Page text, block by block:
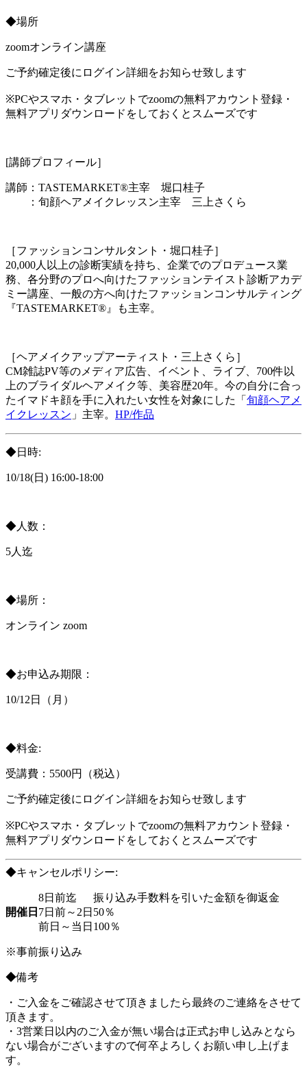
◆場所
zoomオンライン講座
ご予約確定後にログイン詳細をお知らせ致します
※PCやスマホ・タブレットでzoomの無料アカウント登録・
無料アプリダウンロードをしておくとスムーズです
[講師プロフィール］
講師：TASTEMARKET®主宰 堀口桂子
：旬顔ヘアメイクレッスン主宰 三上さくら
［ファッションコンサルタント・堀口桂子］
20,000人以上の診断実績を持ち、企業でのプロデュース業
務、各分野のプロへ向けたファッションテイスト診断アカデ
ミー講座、一般の方へ向けたファッションコンサルティング
『TASTEMARKET®』も主宰。
［ヘアメイクアップアーティスト・三上さくら］
CM雑誌PV等のメディア広告、イベント、ライブ、700件以
上のブライダルヘアメイク等、美容歴20年。今の自分に合っ
たイマドキ顔を手に入れたい女性を対象にした「 旬顔ヘアメ
イクレッスン 」主宰。 HP/作品
◆日時:
10/18(日) 16:00-18:00
◆人数：
5人迄
◆場所：
オンライン zoom
◆お申込み期限：
10/12日（月）
◆料金:
受講費：5500円（税込）
ご予約確定後にログイン詳細をお知らせ致します
※PCやスマホ・タブレットでzoomの無料アカウント登録・
無料アプリダウンロードをしておくとスムーズです
◆キャンセルポリシー:
開催日
8日前迄
振り込み手数料を引いた金額を御返金
7日前～2日 50％
前日～当日 100％
※事前振り込み
◆備考
・ご入金をご確認させて頂きましたら最終のご連絡をさせて
頂きます。
・3営業日以内のご入金が無い場合は正式お申し込みとなら
ない場合がございますので何卒よろしくお願い申し上げま
す。